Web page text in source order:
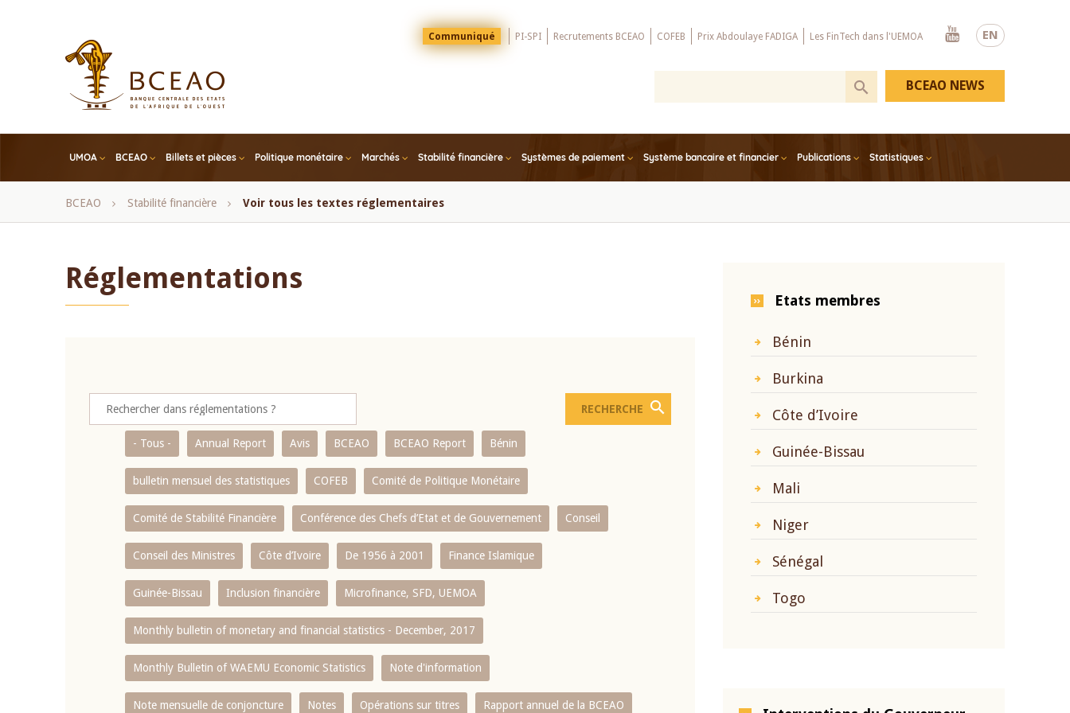
EN
Menu
Top
Communiqué PI-SPI Recrutements BCEAO COFEB Prix Abdoulaye FADIGA Les FinTech dans l'UEMOA
Youtube
UMOA BCEAO Billets et pièces Politique monétaire Marchés Stabilité financière Systèmes de paiement Système bancaire et financier Publications Statistiques
BCEAO NEWS
Fil
BCEAO Stabilité financière Voir tous les textes réglementaires
Réglementations
- Tous - Annual Report Avis BCEAO BCEAO Report Bénin
bulletin mensuel des statistiques COFEB Comité de Politique Monétaire
Comité de Stabilité Financière Conférence des Chefs d’Etat et de Gouvernement Conseil
Conseil des Ministres Côte d’Ivoire De 1956 à 2001 Finance Islamique
Guinée-Bissau Inclusion financière Microfinance, SFD, UEMOA
Monthly bulletin of monetary and financial statistics - December, 2017
Monthly Bulletin of WAEMU Economic Statistics Note d'information
Note mensuelle de conjoncture Notes Opérations sur titres Rapport annuel de la BCEAO
Etats membres
Bénin
Burkina
Côte d’Ivoire
Guinée-Bissau
Mali
Niger
Sénégal
Togo